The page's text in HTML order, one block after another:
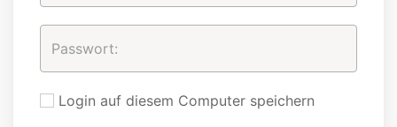
Login auf diesem Computer speichern